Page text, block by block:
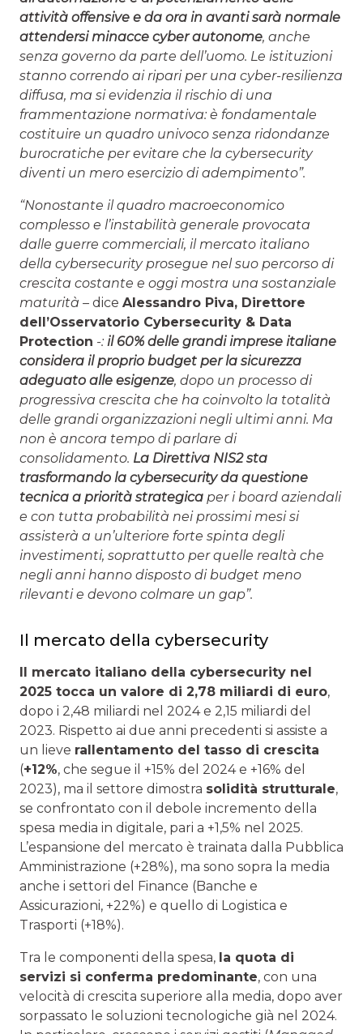
attività offensive e da ora in avanti sarà normale
attendersi minacce cyber autonome, anche
senza governo da parte dell’uomo. Le istituzioni
stanno correndo ai ripari per una cyber-resilienza
diffusa, ma si evidenzia il rischio di una
frammentazione normativa: è fondamentale
costituire un quadro univoco senza ridondanze
burocratiche per evitare che la cybersecurity
diventi un mero esercizio di adempimento”.
“Nonostante il quadro macroeconomico
complesso e l’instabilità generale provocata
dalle guerre commerciali, il mercato italiano
della cybersecurity prosegue nel suo percorso di
crescita costante e oggi mostra una sostanziale
maturità – dice Alessandro Piva, Direttore
dell’Osservatorio Cybersecurity & Data
Protection -: il 60% delle grandi imprese italiane
considera il proprio budget per la sicurezza
adeguato alle esigenze, dopo un processo di
progressiva crescita che ha coinvolto la totalità
delle grandi organizzazioni negli ultimi anni. Ma
non è ancora tempo di parlare di
consolidamento. La Direttiva NIS2 sta
trasformando la cybersecurity da questione
tecnica a priorità strategica per i board aziendali
e con tutta probabilità nei prossimi mesi si
assisterà a un’ulteriore forte spinta degli
investimenti, soprattutto per quelle realtà che
negli anni hanno disposto di budget meno
rilevanti e devono colmare un gap”.
Il mercato della cybersecurity
Il mercato italiano della cybersecurity nel
2025 tocca un valore di 2,78 miliardi di euro,
dopo i 2,48 miliardi nel 2024 e 2,15 miliardi del
2023. Rispetto ai due anni precedenti si assiste a
un lieve rallentamento del tasso di crescita
(+12%, che segue il +15% del 2024 e +16% del
2023), ma il settore dimostra solidità strutturale,
se confrontato con il debole incremento della
spesa media in digitale, pari a +1,5% nel 2025.
L’espansione del mercato è trainata dalla Pubblica
Amministrazione (+28%), ma sono sopra la media
anche i settori del Finance (Banche e
Assicurazioni, +22%) e quello di Logistica e
Trasporti (+18%).
Tra le componenti della spesa, la quota di
servizi si conferma predominante, con una
velocità di crescita superiore alla media, dopo aver
sorpassato le soluzioni tecnologiche già nel 2024.